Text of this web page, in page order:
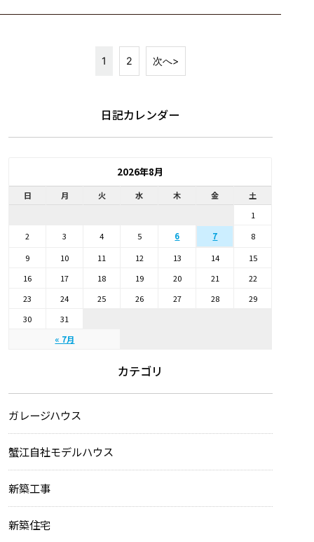
1 2 次へ>
日記カレンダー
2026年8月
日 月 火 水 木 金 土
« 7月
1
2
3 4 5 6 7
8
9
10 11 12 13 14
15
16
17 18 19 20 21
22
23
24 25 26 27 28
29
30
31
カテゴリ
ガレージハウス
蟹江自社モデルハウス
新築工事
新築住宅